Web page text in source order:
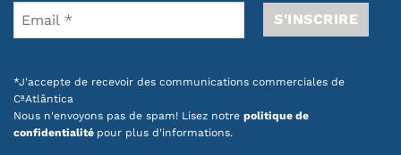
*J'accepte de recevoir des communications commerciales de
CªAtlântica
Nous n'envoyons pas de spam! Lisez notre politique de
confidentialité pour plus d'informations.